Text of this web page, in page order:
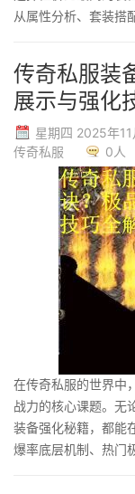
从属性分析、套装搭
传奇私服装
展示与强化
星期四 2025年11
传奇私服
0人
在传奇私服的世界中
战力的核心课题。无
装备强化秘籍，都能
爆率底层机制、热门